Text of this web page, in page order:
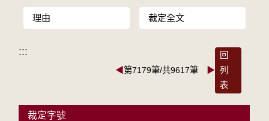
理由 裁定全文
:::
◀第7179筆/共9617筆 ▶
回
列
表
裁定字號